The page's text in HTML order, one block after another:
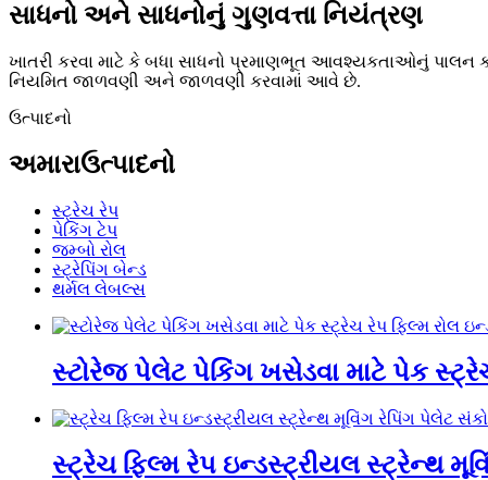
સાધનો અને સાધનોનું ગુણવત્તા નિયંત્રણ
ખાતરી કરવા માટે કે બધા સાધનો પ્રમાણભૂત આવશ્યકતાઓનું પાલન
નિયમિત જાળવણી અને જાળવણી કરવામાં આવે છે.
ઉત્પાદનો
અમારાઉત્પાદનો
સ્ટ્રેચ રેપ
પેકિંગ ટેપ
જમ્બો રોલ
સ્ટ્રેપિંગ બેન્ડ
થર્મલ લેબલ્સ
સ્ટોરેજ પેલેટ પેકિંગ ખસેડવા માટે પેક
સ્ટ્રેચ ફિલ્મ રેપ ઇન્ડસ્ટ્રીયલ સ્ટ્રેન્થ